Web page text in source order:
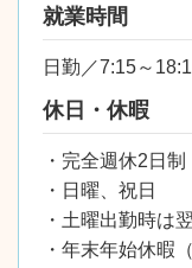
就業時間
日勤／7:15～
休日・休暇
・完全週休2日制
・日曜、祝日
・土曜出勤時は
・年末年始休暇